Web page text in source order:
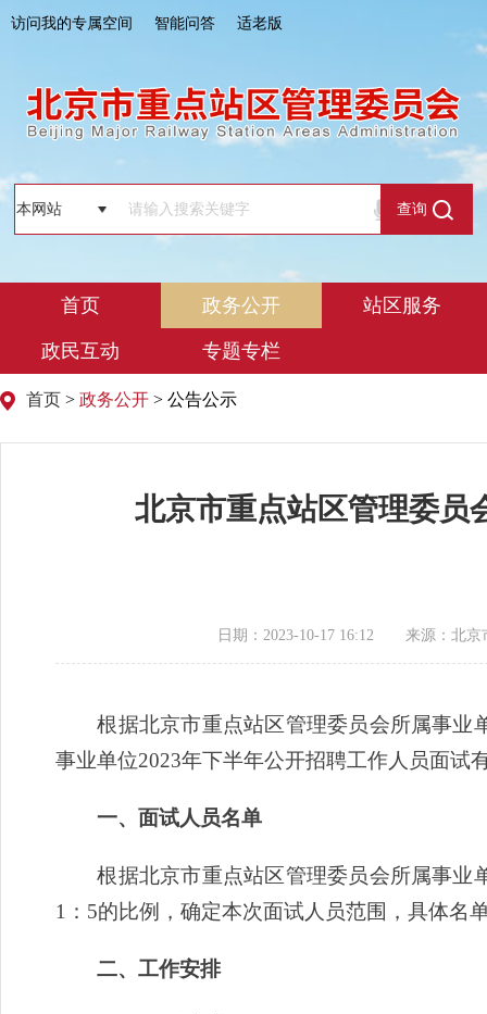
访问我的专属空间 智能问答 适老版
查询
首页 政务公开 站区服务
政民互动 专题专栏
首页 > 政务公开 > 公告公示
北京市重点站区管理委员
日期：2023-10-17 16:12 来源：北京
根据北京市重点站区管理委员会所属事业
事业单位2023年下半年公开招聘工作人员面试
一、面试人员名单
根据北京市重点站区管理委员会所属事业
1：5的比例，确定本次面试人员范围，具体名
二、工作安排